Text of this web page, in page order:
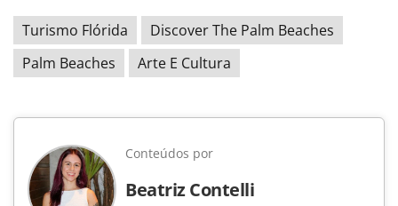
Turismo Flórida
Discover The Palm Beaches
Palm Beaches
Arte E Cultura
Conteúdos por
Beatriz Contelli